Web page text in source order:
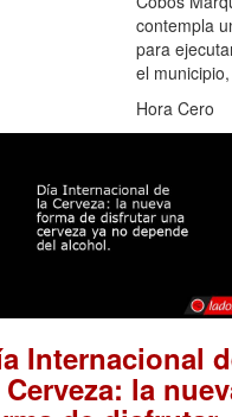
contempla
para
el
Hora Cero
Internacional
la